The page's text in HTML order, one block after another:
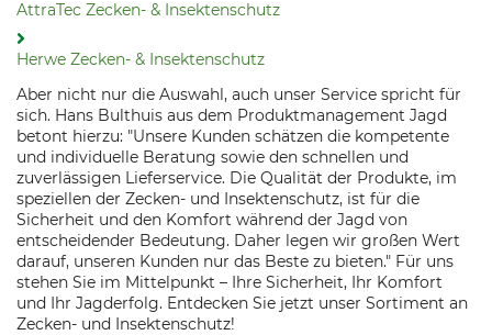
AttraTec Zecken- & Insektenschutz
Herwe Zecken- & Insektenschutz
Aber nicht nur die Auswahl, auch unser Service spricht für
sich. Hans Bulthuis aus dem Produktmanagement Jagd
betont hierzu: "Unsere Kunden schätzen die kompetente
und individuelle Beratung sowie den schnellen und
zuverlässigen Lieferservice. Die Qualität der Produkte, im
speziellen der Zecken- und Insektenschutz, ist für die
Sicherheit und den Komfort während der Jagd von
entscheidender Bedeutung. Daher legen wir großen Wert
darauf, unseren Kunden nur das Beste zu bieten." Für uns
stehen Sie im Mittelpunkt – Ihre Sicherheit, Ihr Komfort
und Ihr Jagderfolg. Entdecken Sie jetzt unser Sortiment an
Zecken- und Insektenschutz!